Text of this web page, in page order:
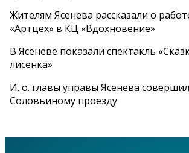
Жителям Ясенева рассказали о
«Артцех» в КЦ «Вдохновение»
В Ясеневе показали спектакль
лисенка»
И. о. главы управы Ясенева
Соловьиному проезду